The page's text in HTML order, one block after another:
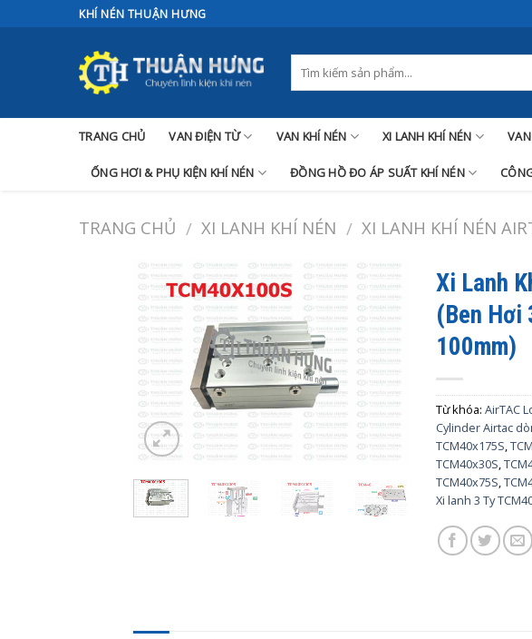
to
KHÍ NÉN THUẬN HƯNG
TRANG CHỦ VAN ĐIỆN TỪ VAN KHÍ NÉN XI LANH KHÍ NÉN
ỐNG HƠI & PHỤ KIỆN KHÍ NÉN ĐỒNG HỒ ĐO ÁP SUẤT KHÍ NÉN
TRANG CHỦ / XI LANH KHÍ NÉN / XI LANH KHÍ NÉN
Xi Lanh
(Ben Hơi
100mm)
Từ khóa:AirTAC
Cylinder Airtac
TCM40x175S,
TCM40x30S,
TCM40x75S,
Xi lanh 3 Ty